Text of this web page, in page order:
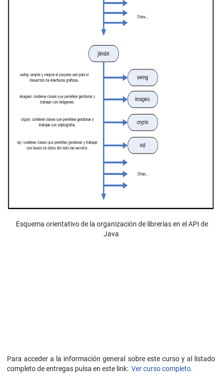
Esquema orientativo de la organización de librerías en el API de
Java
Para acceder a la información general sobre este curso y al listado
completo de entregas pulsa en este link: Ver curso completo.